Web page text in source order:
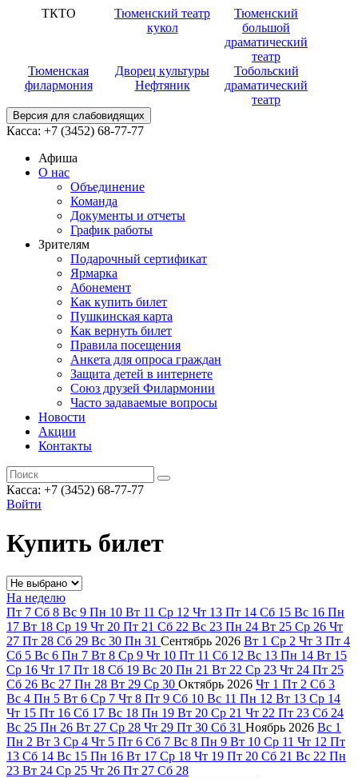
ТКТО
Тюменский театр
кукол
Тюменский
большой
драматический
театр
Тюменская
филармония
Дворец культуры
Нефтяник
Тобольский
драматический
театр
Версия для слабовидящих
Касса: +7 (3452) 68-77-77
Афиша
О нас
Объединение
Команда
Документы и отчеты
График работы
Зрителям
Подарочный сертификат
Ярмарка
Абонемент
Как купить билет
Пушкинская карта
Как вернуть билет
Правила посещения
Анкета для опроса граждан
Защита детей в интернете
Союз друзей Филармонии
Часто задаваемые вопросы
Новости
Акции
Контакты
Касса: +7 (3452) 68-77-77
Войти
Купить билет
На неделю
Пт 7 Сб 8 Вс 9 Пн 10 Вт 11 Ср 12 Чт 13 Пт 14 Сб 15 Вс 16 Пн
17 Вт 18 Ср 19 Чт 20 Пт 21 Сб 22 Вс 23 Пн 24 Вт 25 Ср 26 Чт
27 Пт 28 Сб 29 Вс 30 Пн 31 Сентябрь 2026 Вт 1 Ср 2 Чт 3 Пт 4
Сб 5 Вс 6 Пн 7 Вт 8 Ср 9 Чт 10 Пт 11 Сб 12 Вс 13 Пн 14 Вт 15
Ср 16 Чт 17 Пт 18 Сб 19 Вс 20 Пн 21 Вт 22 Ср 23 Чт 24 Пт 25
Сб 26 Вс 27 Пн 28 Вт 29 Ср 30 Октябрь 2026 Чт 1 Пт 2 Сб 3
Вс 4 Пн 5 Вт 6 Ср 7 Чт 8 Пт 9 Сб 10 Вс 11 Пн 12 Вт 13 Ср 14
Чт 15 Пт 16 Сб 17 Вс 18 Пн 19 Вт 20 Ср 21 Чт 22 Пт 23 Сб 24
Вс 25 Пн 26 Вт 27 Ср 28 Чт 29 Пт 30 Сб 31 Ноябрь 2026 Вс 1
Пн 2 Вт 3 Ср 4 Чт 5 Пт 6 Сб 7 Вс 8 Пн 9 Вт 10 Ср 11 Чт 12 Пт
13 Сб 14 Вс 15 Пн 16 Вт 17 Ср 18 Чт 19 Пт 20 Сб 21 Вс 22 Пн
23 Вт 24 Ср 25 Чт 26 Пт 27 Сб 28